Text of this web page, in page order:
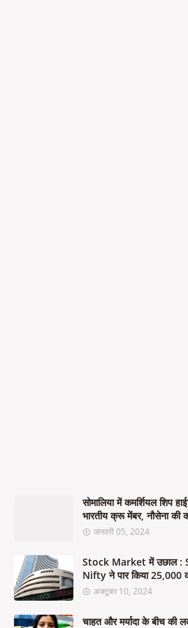
सोमालिया में कमर्शियल शिप
भारतीय क्रू मेंबर, नौसेना की
जनवरी 05, 2024
Stock Market में उछाल :
Nifty ने पार किया 25,000
अक्टूबर 10, 2024
चाहत और मर्यादा के बीच की